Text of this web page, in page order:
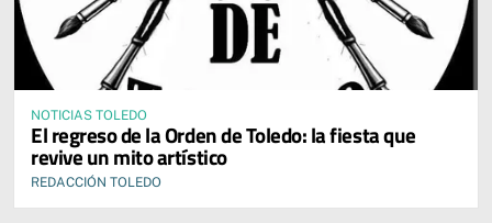
NOTICIAS TOLEDO
El regreso de la Orden de Toledo: la fiesta que
revive un mito artístico
REDACCIÓN TOLEDO